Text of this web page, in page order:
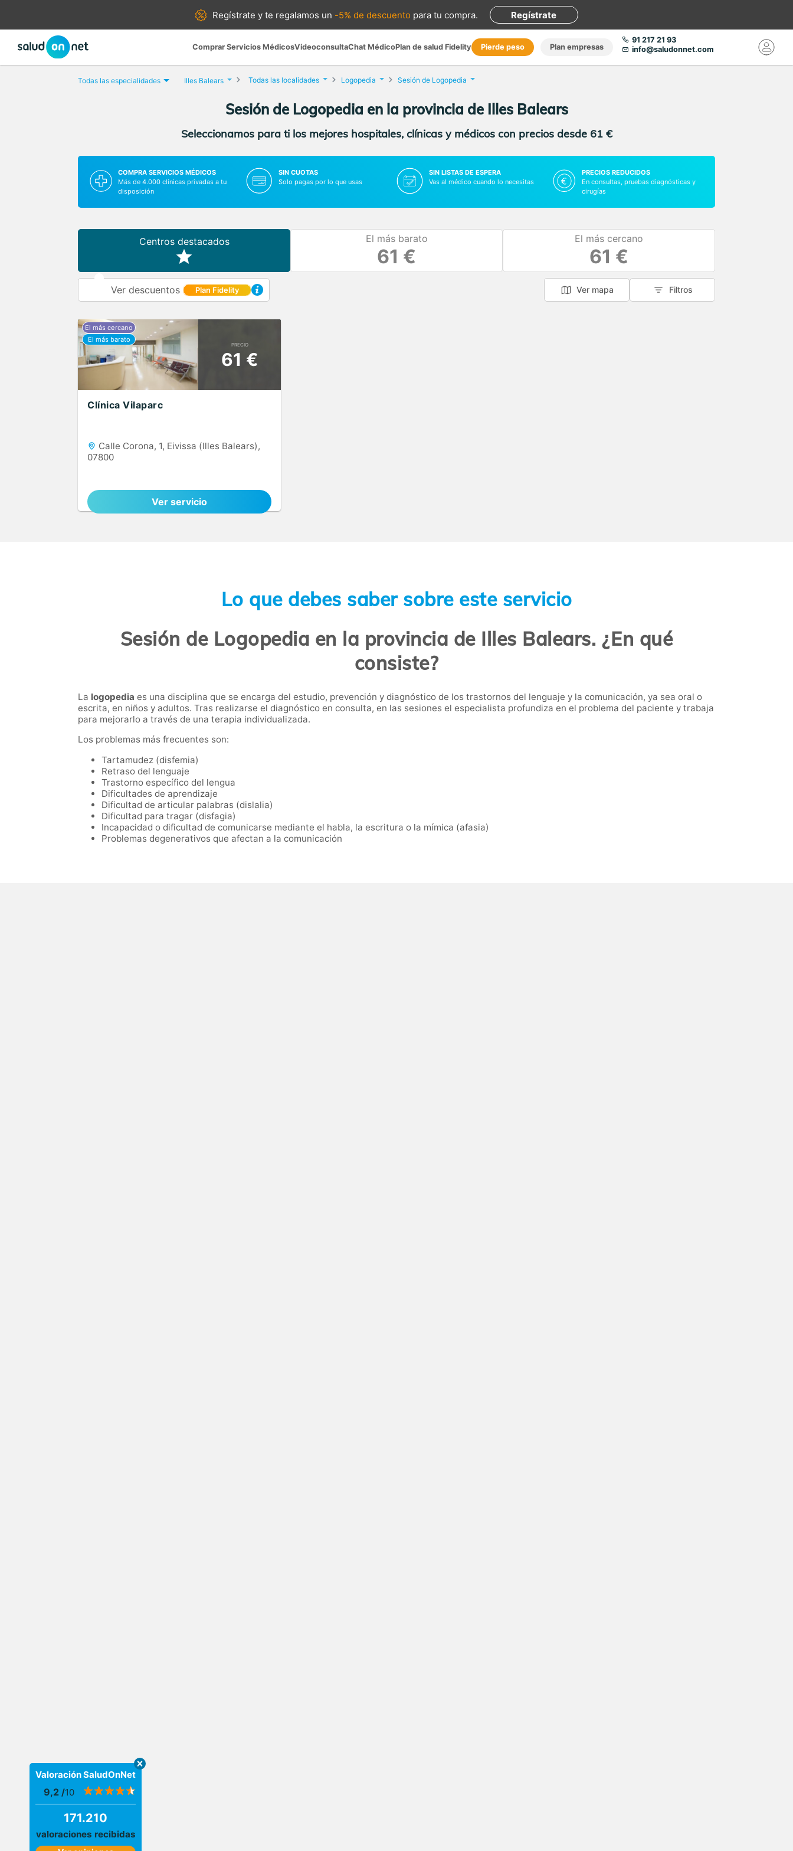
Regístrate yte regalamos un -5% de descuento para tu compra. Regístrate
Comprar Servicios MédicosVideoconsultaChat MédicoPlan de salud Fidelity Pierde peso Plan empresas
91 217 21 93
info@saludonnet.com
Todas las especialidades Illes Balears Todas las localidades Logopedia Sesión de Logopedia
Sesión de Logopedia en la provincia de Illes Balears
Seleccionamos para ti los mejores hospitales, clínicas y médicos con precios desde 61 €
COMPRA SERVICIOS MÉDICOS
Más de 4.000 clínicas privadas a tu
disposición
SIN CUOTAS
Solo pagas por lo que usas
SIN LISTAS DE ESPERA
Vas al médico cuando lo necesitas
PRECIOS REDUCIDOS
En consultas, pruebas diagnósticas y
cirugías
Centros destacados El más barato
61 €
El más cercano
61 €
Ver descuentos Plan Fidelity Ver mapa Filtros
PRECIO
61 €
Clínica Vilaparc
Calle Corona, 1, Eivissa (Illes Balears),
07800
Ver servicio
Lo que debes saber sobre este servicio
Sesión de Logopedia en la provincia de Illes Balears. ¿En qué
consiste?
La logopedia es una disciplina que se encarga del estudio, prevención y diagnóstico de los trastornos del lenguaje y la comunicación, ya sea oral o
escrita, en niños y adultos. Tras realizarse el diagnóstico en consulta, en las sesiones el especialista profundiza en el problema del paciente y trabaja
para mejorarlo a través de una terapia individualizada.
Los problemas más frecuentes son:
Tartamudez (disfemia)
Retraso del lenguaje
Trastorno específico del lengua
Dificultades de aprendizaje
Dificultad de articular palabras (dislalia)
Dificultad para tragar (disfagia)
Incapacidad o dificultad de comunicarse mediante el habla, la escritura o la mímica (afasia)
Problemas degenerativos que afectan a la comunicación
Valoración SaludOnNet
9,2 /10
171.210
valoraciones recibidas